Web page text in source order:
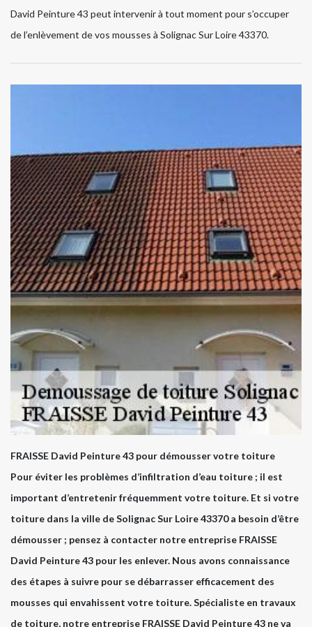
David Peinture 43 peut intervenir à tout moment pour s’occuper
de l’enlèvement de vos mousses à Solignac Sur Loire 43370.
FRAISSE David Peinture 43 pour démousser votre toiture
Pour éviter les problèmes d’infiltration d’eau toiture ; il est
important d’entretenir fréquemment votre toiture. Et si votre
toiture dans la ville de Solignac Sur Loire 43370 a besoin d’être
démousser ; pensez à contacter notre entreprise FRAISSE
David Peinture 43 pour les enlever. Nous avons connaissance
des étapes à suivre pour se débarrasser efficacement des
mousses qui envahissent votre toiture. Spécialiste en travaux
de toiture, notre entreprise FRAISSE David Peinture 43 ne va